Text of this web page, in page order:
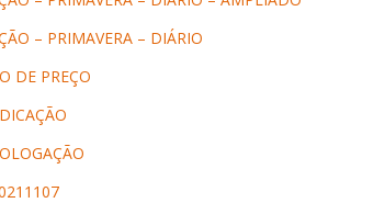
– PRIMAVERA – DIÁRIO
DE PREÇO